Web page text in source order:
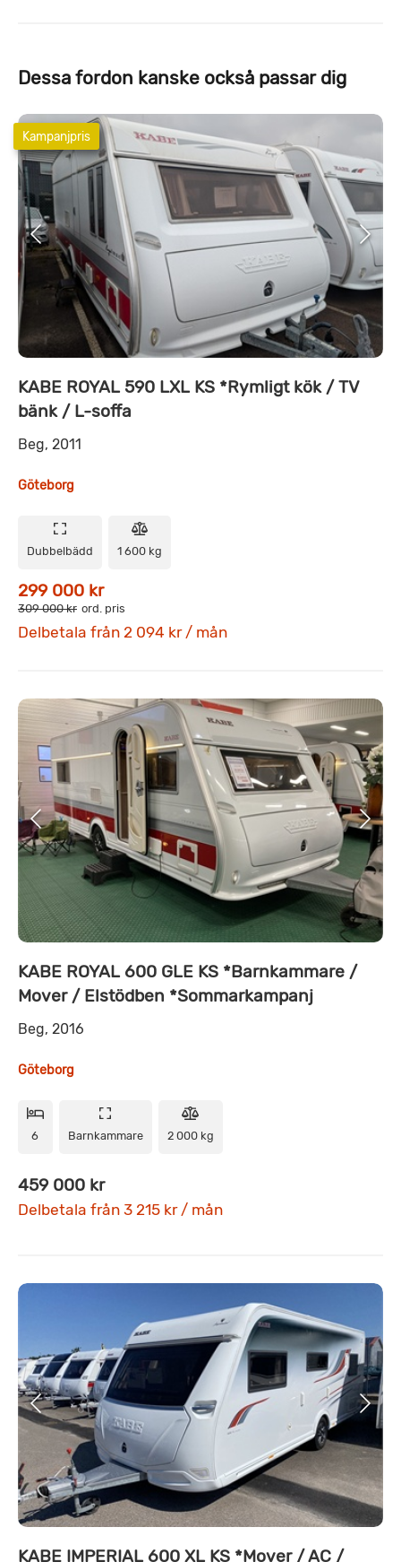
Dessa fordon kanske också passar dig
Kampanjpris
KABE ROYAL 590 LXL KS *Rymligt kök / TV
bänk / L-soffa
Beg, 2011
Göteborg
Dubbelbädd 1 600 kg
299 000 kr
309 000 kr ord. pris
Delbetala från 2 094 kr / mån
KABE ROYAL 600 GLE KS *Barnkammare /
Mover / Elstödben *Sommarkampanj
Beg, 2016
Göteborg
6 Barnkammare 2 000 kg
459 000 kr
Delbetala från 3 215 kr / mån
KABE IMPERIAL 600 XL KS *Mover / AC /